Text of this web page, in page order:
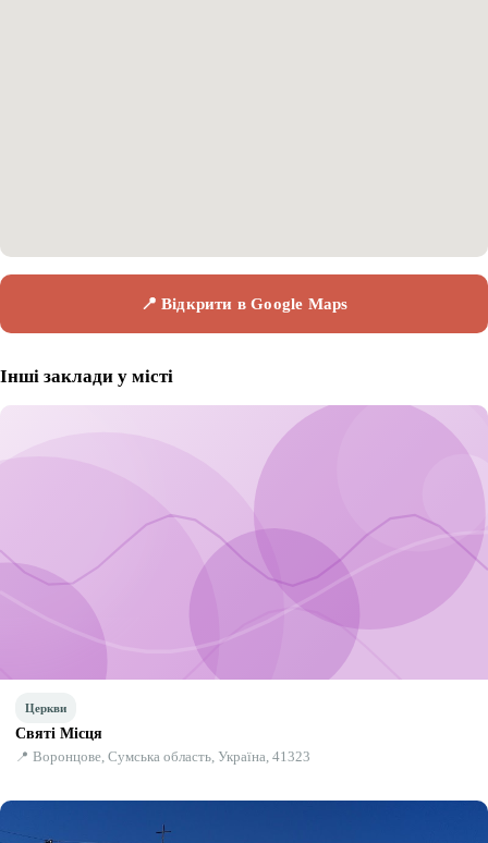
📍 Відкрити в Google Maps
Інші заклади у місті
Церкви
Святі Місця
📍 Воронцове, Сумська область, Україна, 41323